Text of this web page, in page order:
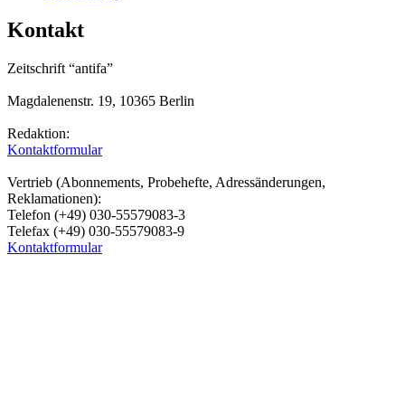
Kontakt
Zeitschrift “antifa”
Magdalenenstr. 19, 10365 Berlin
Redaktion:
Kontaktformular
Vertrieb (Abonnements, Probehefte, Adressänderungen,
Reklamationen):
Telefon (+49) 030-55579083-3
Telefax (+49) 030-55579083-9
Kontaktformular